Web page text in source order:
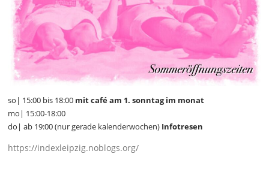
so| 15:00 bis 18:00 mit café am 1. sonntag im monat
mo| 15:00-18:00
do| ab 19:00 (nur gerade kalenderwochen) Infotresen
https://indexleipzig.noblogs.org/